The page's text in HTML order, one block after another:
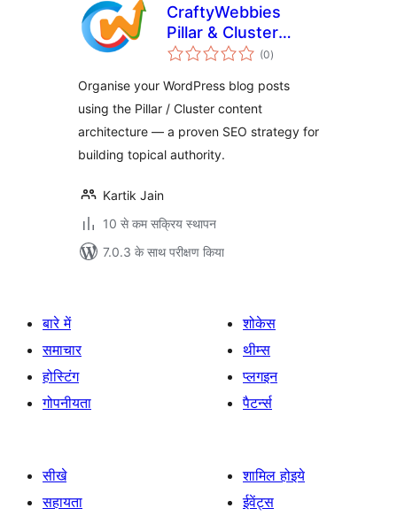
CraftyWebbies
Pillar & Cluster
Manager
(0कुल
दर)
Organise your WordPress blog posts
using the Pillar / Cluster content
architecture — a proven SEO strategy for
building topical authority.
Kartik Jain
10 से कम सक्रिय स्थापन
7.0.3 के साथ परीक्षण किया
बारे में
समाचार
होस्टिंग
गोपनीयता
शोकेस
थीम्स
प्लगइन
पैटर्न्स
सीखे
सहायता
शामिल होइये
ईवेंट्स